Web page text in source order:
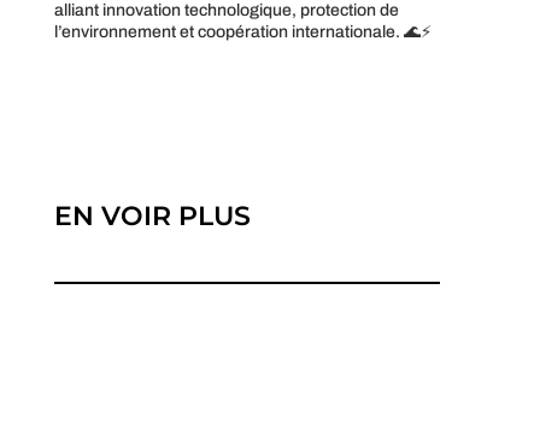
alliant innovation technologique, protection de
l’environnement et coopération internationale. 🌊⚡
EN VOIR PLUS